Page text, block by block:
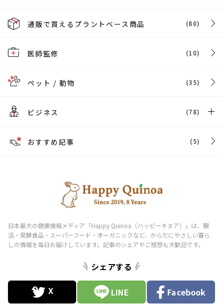
通販で買えるプラントベース商品 (80)
医師監修 (10)
ペット / 動物 (35)
ビジネス (78)
おすすめ記事 (5)
シェアする
LINE Facebook